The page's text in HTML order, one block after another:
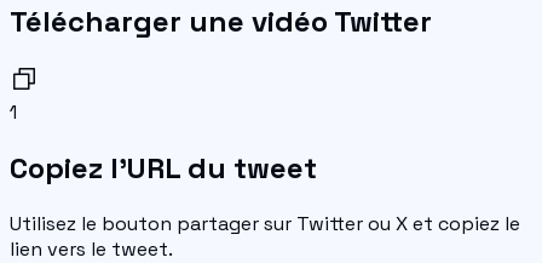
Télécharger une vidéo Twitter
1
Copiez l'URL du tweet
Utilisez le bouton partager sur Twitter ou X et copiez le
lien vers le tweet.